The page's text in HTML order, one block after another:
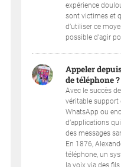
expérience
sont victimes et
d’utiliser ce
possible d’agir
Appeler
de téléphone ?
Avec le succès
véritable support
WhatsApp ou
d’applications
des messages
En 1876,
téléphone, un
la voix via des fils